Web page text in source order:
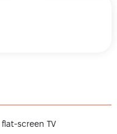
flat-screen TV